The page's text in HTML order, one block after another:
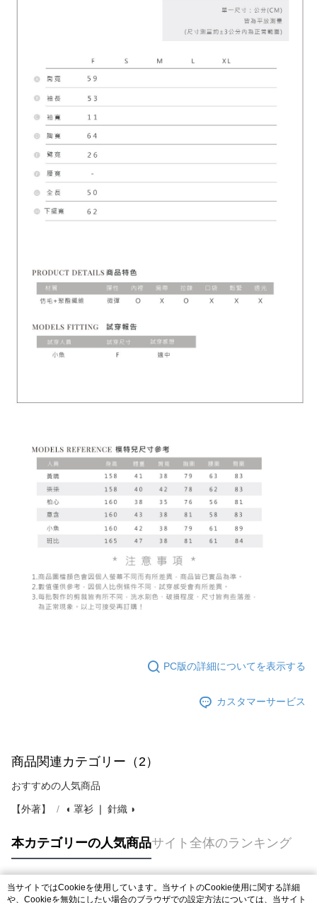
PC版の詳細についてを表示する
カスタマーサービス
商品関連カテゴリー（2）
おすすめの人気商品
【外著】 ◖ 罩衫 ❘ 針織 ◗
本カテゴリーの人気商品サイト全体のランキング
人気タグ
当サイトではCookieを使用しています。当サイトのCookie使用に関する詳細
や、Cookieを無効にしたい場合のブラウザでの設定方法については、当サイト